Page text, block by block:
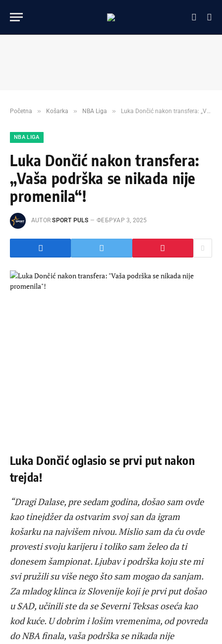
Početna » Košarka » NBA Liga » Luka Dončić nakon transfera: „Vaša podrška se nikada nije promenila“!
NBA LIGA
Luka Dončić nakon transfera:
„Vaša podrška se nikada nije
promenila“!
AUTOR SPORT PULS ФЕБРУАР 3, 2025
Luka Dončić oglasio se prvi put nakon
trejda!
“Dragi Dalase, pre sedam godina, došao sam ovde
kao tinejdžer da ostvarim svoj san da igram
košarku na najvišem nivou. Mislio sam da ću ovde
provesti svoju karijeru i toliko sam želeo da ti
donesem šampionat. Ljubav i podrška koju ste mi
svi pružili su više nego što sam mogao da sanjam.
Za mladog klinca iz Slovenije koji je prvi put došao
u SAD, učinili ste da se Severni Teksas oseća kao
kod kuće. U dobrim i lošim vremenima, od povreda
do NBA finala, vaša podrška se nikada nije